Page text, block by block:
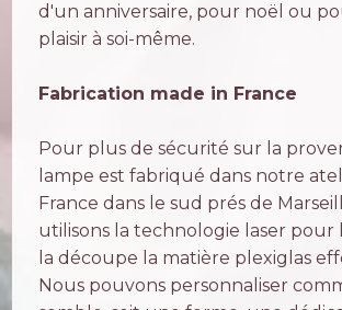
d'un anniversaire, pour noël ou
plaisir à soi-même.
Fabrication made in France
Pour plus de sécurité sur la
lampe est fabriqué dans notre
France dans le sud prés de
utilisons la technologie laser pour
la découpe la matière plexiglas
Nous pouvons personnaliser